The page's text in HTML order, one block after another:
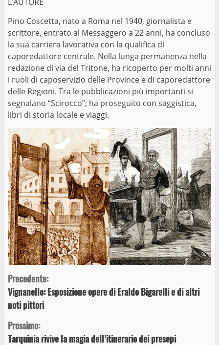
L’AUTORE
Pino Coscetta, nato a Roma nel 1940, giornalista e
scrittore, entrato al Messaggero a 22 anni, ha concluso
la sua carriera lavorativa con la qualifica di
caporedattore centrale. Nella lunga permanenza nella
redazione di via del Tritone, ha ricoperto per molti anni
i ruoli di caposervizio delle Province e di caporedattore
delle Regioni. Tra le pubblicazioni più importanti si
segnalano “Scirocco”; ha proseguito con saggistica,
libri di storia locale e viaggi.
Continue
Reading
Precedente:
Vignanello: Esposizione opere di Eraldo Bigarelli e di altri
noti pittori
Prossimo:
Tarquinia rivive la magia dell’itinerario dei presepi